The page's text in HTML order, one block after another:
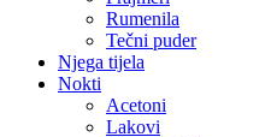
Rumenila
Tečni puder
Njega tijela
Nokti
Acetoni
Lakovi